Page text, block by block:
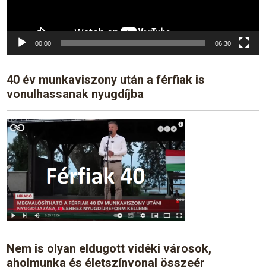
00:00 06:30
40 év munkaviszony után a férfiak is
vonulhassanak nyugdíjba
Nem is olyan eldugott vidéki városok,
aholmunka és életszínvonal összeér